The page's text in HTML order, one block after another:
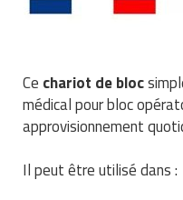
Vitrines pour magasin
Traitement de l'air
Trancheuse
Transformateur
Tubes et profilés
Traitement des
Equipements de football
Equipements pour
Equipements pour roller
Equipements pour
Pétrin professionnel
Plats et plateaux
Ce chariot de bloc
médical pour bloc
approvisionnement
Il peut être utilisé dans :